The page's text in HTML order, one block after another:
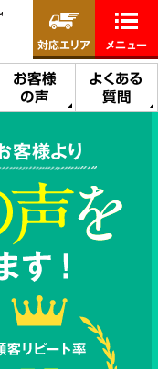
お客様
の声
よくある
質問
対応エリア メニュー
客様より